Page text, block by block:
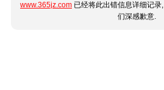
www.365jz.com 已经将此出错信息详细记
们深感歉意.